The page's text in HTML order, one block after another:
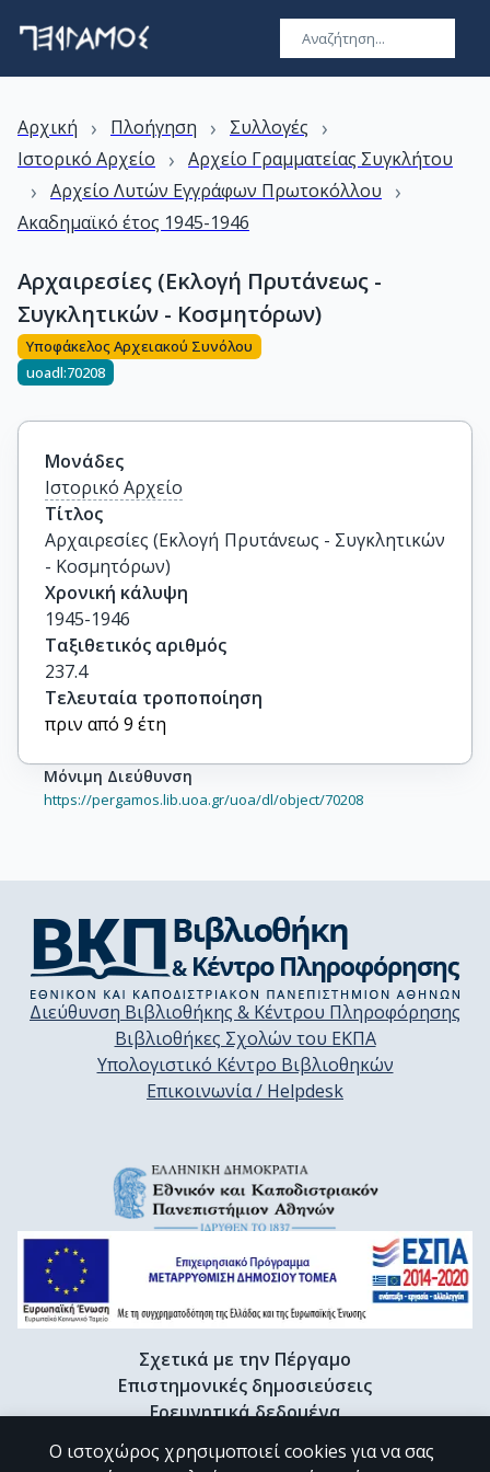
Αρχική › Πλοήγηση › Συλλογές ›
Ιστορικό Αρχείο › Αρχείο Γραμματείας Συγκλήτου
› Αρχείο Λυτών Εγγράφων Πρωτοκόλλου ›
Ακαδημαϊκό έτος 1945-1946
Αρχαιρεσίες (Εκλογή Πρυτάνεως -
Συγκλητικών - Κοσμητόρων)
Υποφάκελος Αρχειακού Συνόλου
uoadl:70208
Μονάδες
Ιστορικό Αρχείο
Τίτλος
Αρχαιρεσίες (Εκλογή Πρυτάνεως - Συγκλητικών
- Κοσμητόρων)
Χρονική κάλυψη
1945-1946
Ταξιθετικός αριθμός
237.4
Τελευταία τροποποίηση
πριν από 9 έτη
Μόνιμη Διεύθυνση
https://pergamos.lib.uoa.gr/uoa/dl/object/70208
Διεύθυνση Βιβλιοθήκης & Κέντρου Πληροφόρησης
Βιβλιοθήκες Σχολών του ΕΚΠΑ
Υπολογιστικό Κέντρο Βιβλιοθηκών
Επικοινωνία / Helpdesk
Σχετικά με την Πέργαμο
Επιστημονικές δημοσιεύσεις
Ερευνητικά δεδομένα
Διδακτορικές διατριβές & Γκρίζα βιβλιογραφία
Προφίλ Ερευνητή
Ο ιστοχώρος χρησιμοποιεί cookies για να σας